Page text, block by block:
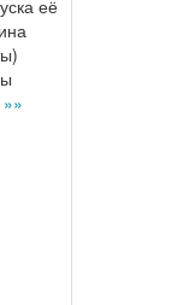
её
»»